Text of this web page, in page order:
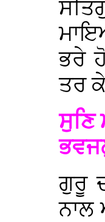
ਭਰੇ
ਤਰ
ਸੁਣਿ
ਗੁਰੂ
ਨਾਲ